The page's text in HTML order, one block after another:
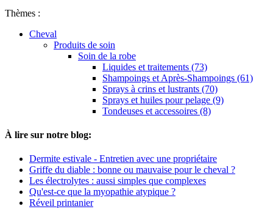
Thèmes :
Cheval
Produits de soin
Soin de la robe
Liquides et traitements (73)
Shampoings et Après-Shampoings (61)
Sprays à crins et lustrants (70)
Sprays et huiles pour pelage (9)
Tondeuses et accessoires (8)
À lire sur notre blog:
Dermite estivale - Entretien avec une propriétaire
Griffe du diable : bonne ou mauvaise pour le cheval ?
Les électrolytes : aussi simples que complexes
Qu'est-ce que la myopathie atypique ?
Réveil printanier